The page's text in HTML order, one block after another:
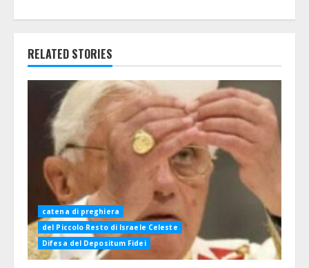
RELATED STORIES
catena di preghiera
del Piccolo Resto di Israele Celeste
Difesa del Depositum Fidei